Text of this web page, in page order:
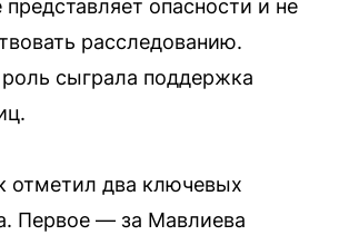
опасности и не
расследованию.
сыграла поддержка
отметил два ключевых
Первое — за Мавлиева